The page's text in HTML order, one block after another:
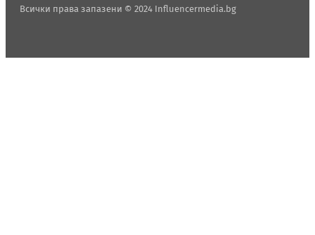
Всички права запазени © 2024 Influencermedia.bg